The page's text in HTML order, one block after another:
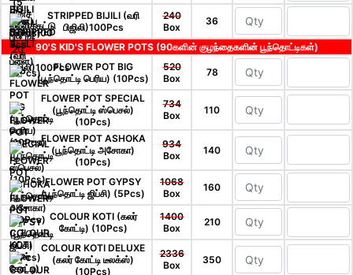
STRIPPED BIJILI (வரி
பிஜிலி)100Pcs
240
Box
36
90'S KID'S FLOWER POTS (90களின் குழந்தைகளின் பூந்தொட்டிகள்)
FLOWER POT BIG
(பூந்தொட்டி பெரிய) (10Pcs)
520
Box
78
FLOWER POT SPECIAL
(பூந்தொட்டி ஸ்பெசல்)
(10Pcs)
734
Box
110
FLOWER POT ASHOKA
(பூந்தொட்டி அசோகா)
(10Pcs)
934
Box
140
FLOWER POT GYPSY
(பூந்தொட்டி ஜிப்சி) (5Pcs)
1068
Box
160
COLOUR KOTI (கலர்
கோட்டி) (10Pcs)
1400
Box
210
COLOUR KOTI DELUXE
(கலர் கோட்டி டீலக்ஸ்)
(10Pcs)
2336
Box
350